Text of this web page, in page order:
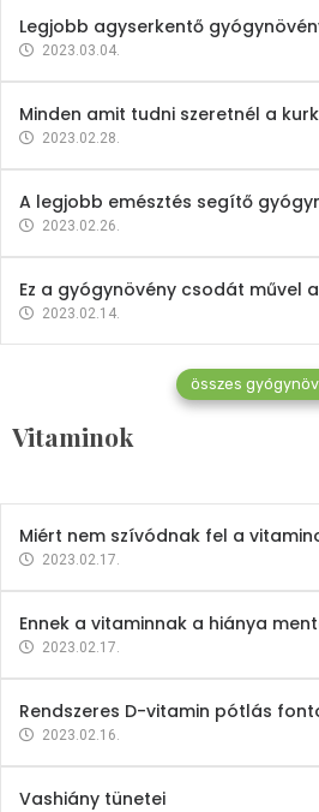
Legjobb agyserkentő
2023.03.04.
Minden amit tudni szeretnél a
2023.02.28.
A legjobb emésztés segítő
2023.02.26.
Ez a gyógynövény csodát művel
2023.02.14.
összes
Vitaminok
Vitaminok
Mindent a B-12 vitaminról
2023.02.27.
Miért nem szívódnak fel a
2023.02.17.
Ennek a vitaminnak a hiánya
2023.02.17.
Rendszeres D-vitamin pótlás
2023.02.16.
Vashiány tünetei